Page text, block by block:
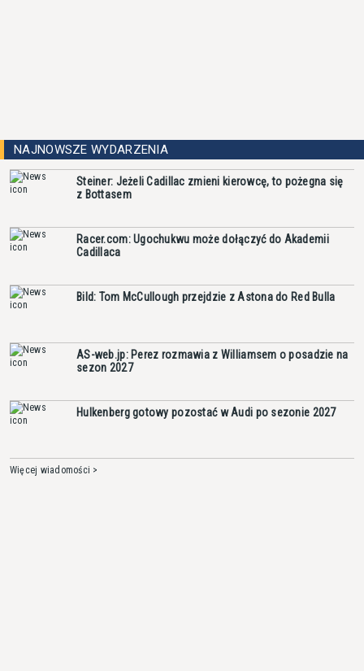
NAJNOWSZE WYDARZENIA
Steiner: Jeżeli Cadillac zmieni kierowcę, to pożegna się
z Bottasem
Racer.com: Ugochukwu może dołączyć do Akademii
Cadillaca
Bild: Tom McCullough przejdzie z Astona do Red Bulla
AS-web.jp: Perez rozmawia z Williamsem o posadzie na
sezon 2027
Hulkenberg gotowy pozostać w Audi po sezonie 2027
Więcej wiadomości >